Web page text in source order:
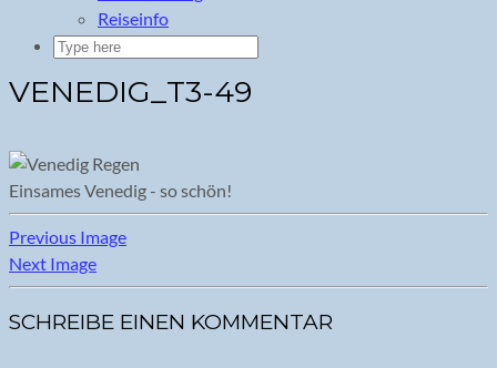
Reiseinfo
VENEDIG_T3-49
Einsames Venedig - so schön!
Previous Image
Next Image
SCHREIBE EINEN KOMMENTAR